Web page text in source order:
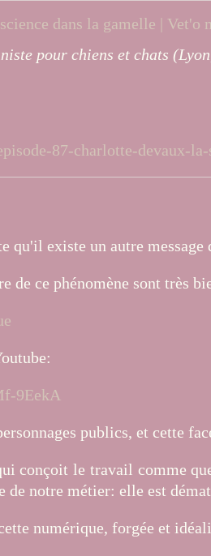
pour chiens et chats
87-charlotte-
qu'il existe un autre
de ce phénomène sont très
9EekA
publics, et cette
conçoit le travail comme
notre métier: elle est
numérique, forgée et